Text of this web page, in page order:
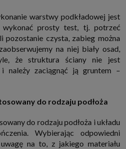
sprzeciwu wobec przetwarzania danych
do organu nadzorczego, którym w Polsce
Danych Osobowych.Pod tym adresem
dotyczące przetwarzania danych i
warstwy podkładowej jest
wykonać prosty test, tj. potrzeć
pozostanie czysta, zabieg można
na niej biały osad,
że struktura ściany nie jest
należy zaciągnąć ją gruntem –
do rodzaju podłoża
do rodzaju podłoża i układu
Wybierając odpowiedni
na to, z jakiego materiału